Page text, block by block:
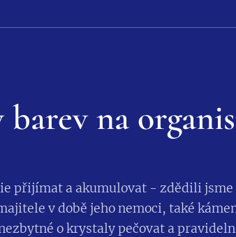
na
přijímat a akumulovat - zdědili
v době jeho nemoci, také
o krystaly pečovat a